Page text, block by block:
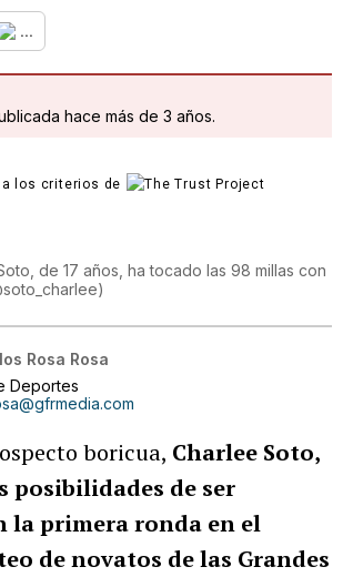
...
hace más de 3 años.
a los criterios de
de 17 años, ha tocado las 98 millas con
)
Rosa Rosa
Deportes
boricua, Charlee Soto,
posibilidades de ser
la primera ronda en el
de novatos de las Grandes